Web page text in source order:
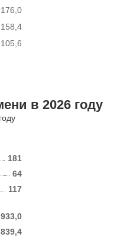
176,0
158,4
105,6
в 2026 году
181
117
64
933,0
839,4